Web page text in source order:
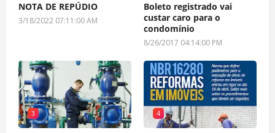
NOTA DE REPÚDIO
3/18/2022 07:11:00 AM
Boleto registrado vai
custar caro para o
condomínio
8/26/2017 04:14:00 PM
3 4